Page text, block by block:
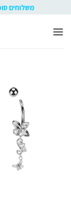
to
content
משלוחים